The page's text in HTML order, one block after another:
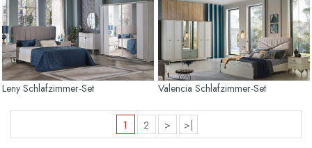
Leny Schlafzimmer-Set Valencia Schlafzimmer-Set
1 2 > >|